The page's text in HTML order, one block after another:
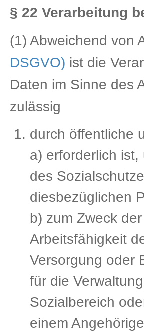
§ 22 Verarbeitung
(1) Abweichend von
DSGVO) ist die
Daten im Sinne des
zulässig
durch öffentliche
a) erforderlich
des
diesbezüglichen
b) zum Zweck
Arbeitsfähigkeit
Versorgung oder
für die
Sozialbereich
einem